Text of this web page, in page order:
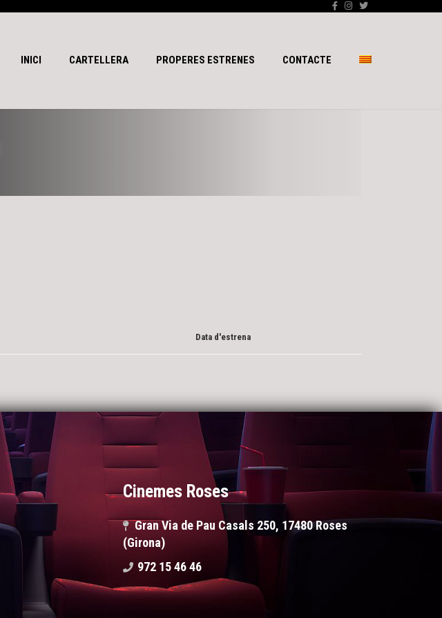
INICI CARTELLERA PROPERES ESTRENES CONTACTE
Data d'estrena
Cinemes Roses
Gran Via de Pau Casals 250, 17480 Roses
(Girona)
972 15 46 46